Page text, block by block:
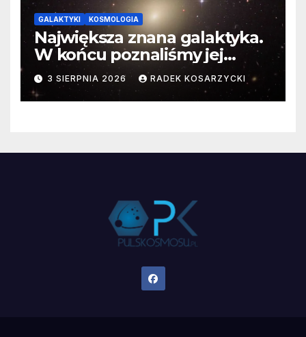
GALAKTYKI KOSMOLOGIA
Największa znana galaktyka.
W końcu poznaliśmy jej
faktyczne wymiary
3 SIERPNIA 2026 RADEK KOSARZYCKI